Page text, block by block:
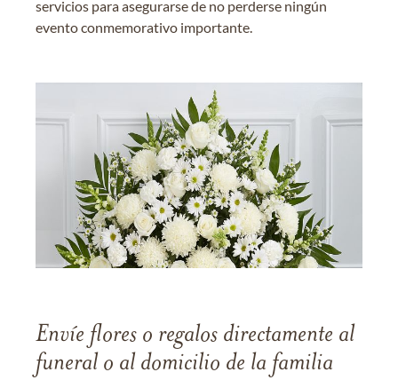
servicios para asegurarse de no perderse ningún
evento conmemorativo importante.
Envíe flores o regalos directamente al
funeral o al domicilio de la familia